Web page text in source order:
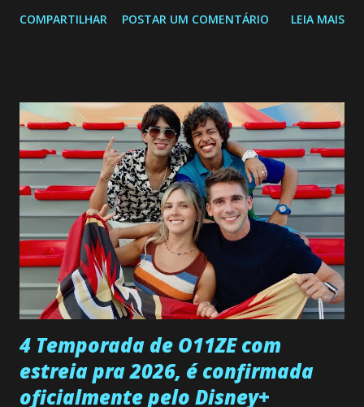
a Programação Semanal do SBT de 08/06/26 a 14/06/26
confessa a Gabriel que ele demonstrou ser o tipo de
pessoa que ela tanto desejou durante toda a vida. Camila
entra no quarto de Gabriel e imagina como seria o
encontro deles, quando conseguir seduzi-lo. Manuel avisa a
Paula sobre a suposta infidelidade de Gabriel com Joana.
Rogerio consegue se livrar de todas as suspeitas pelo
desaparecimento de Francisco, apontando que ele poderia
ter sido vítima da fúria de Gabriel. Artur informa a Gabriel
que a clínica inseminou por engano outra paciente, que está
...
COMPARTILHAR POSTAR UM COMENTÁRIO LEIA MAIS
4 Temporada de O11ZE com
estreia pra 2026, é confirmada
oficialmente pelo Disney+